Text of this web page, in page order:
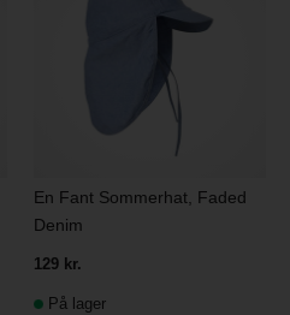
En Fant Sommerhat, Faded
Denim
129 kr.
På lager